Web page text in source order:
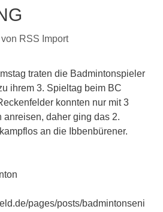
von RSS Import
traten die Badmintonspieler
ihrem 3. Spieltag beim BC
konnten nur mit 3
anreisen, daher ging das 2.
an die Ibbenbürener.
pages/posts/badmintonseni